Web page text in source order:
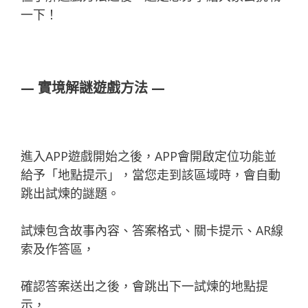
一下！
— 實境解謎遊戲方法 —
進入APP遊戲開始之後，APP會開啟定位功能並
給予「地點提示」，當您走到該區域時，會自動
跳出試煉的謎題。
試煉包含故事內容、答案格式、關卡提示、AR線
索及作答區，
確認答案送出之後，會跳出下一試煉的地點提
示，